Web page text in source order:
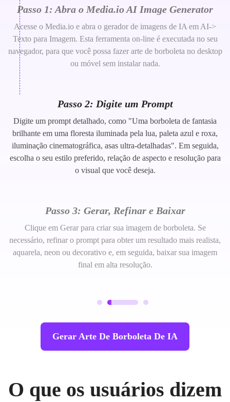
Passo 1: Abra o Media.io AI Image Generator
Acesse o Media.io e abra o gerador de imagens de IA em AI->
Texto para Imagem. Esta ferramenta on-line é executada no seu
navegador, para que você possa fazer arte de borboleta no desktop
ou móvel sem instalar nada.
Passo 2: Digite um Prompt
Digite um prompt detalhado, como "Uma borboleta de fantasia
brilhante em uma floresta iluminada pela lua, paleta azul e roxa,
iluminação cinematográfica, asas ultra-detalhadas". Em seguida,
escolha o seu estilo preferido, relação de aspecto e resolução para
o visual que você deseja.
Passo 3: Gerar, Refinar e Baixar
Clique em Gerar para criar sua imagem de borboleta. Se
necessário, refinar o prompt para obter um resultado mais realista,
aquarela, neon ou decorativo e, em seguida, baixar sua imagem
final em alta resolução.
Gerar Arte De Borboleta De IA
O que os usuários dizem